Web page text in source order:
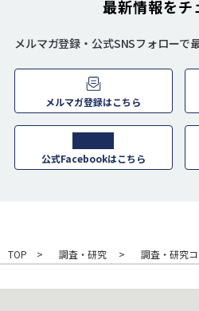
最新情報をチ
メルマガ登録・公式SNSフォローで
メルマガ登録はこちら
公式Facebookはこちら
TOP 調査・研究 調査・研究